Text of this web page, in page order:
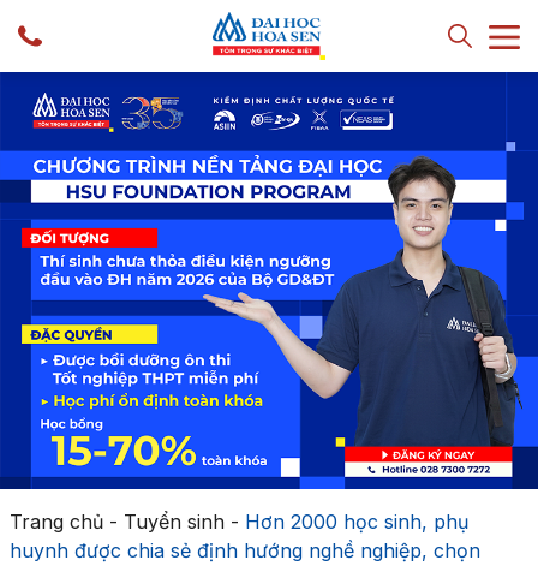
Trang chủ- Tuyển sinh- Hơn 2000 học sinh, phụ
huynh được chia sẻ định hướng nghề nghiệp, chọn